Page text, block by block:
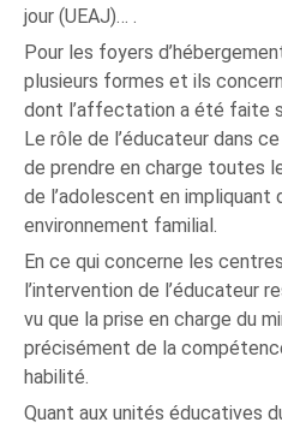
jour (UEAJ)… .
Pour les foyers
plusieurs formes et ils
dont l’affectation a été faite
Le rôle de l’éducateur dans
de prendre en charge toutes
de l’adolescent en impliquant
environnement familial.
En ce qui concerne les
l’intervention de l’éducateur
vu que la prise en charge du
précisément de la
habilité.
Quant aux unités éducatives